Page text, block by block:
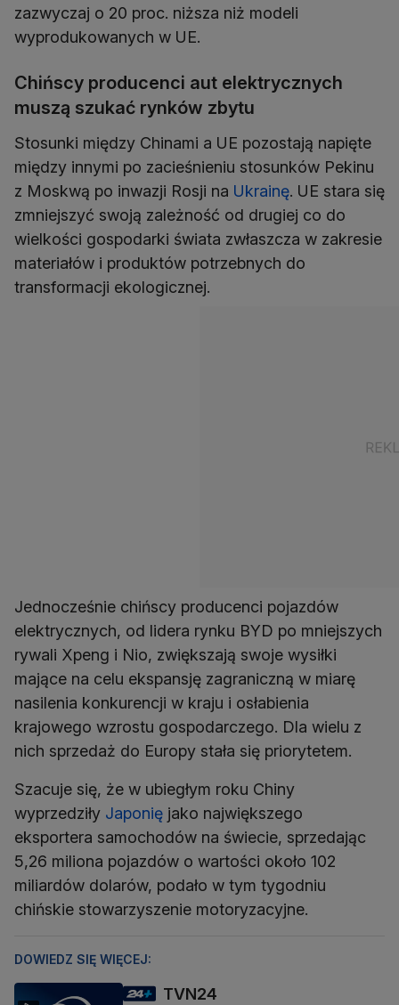
zazwyczaj o 20 proc. niższa niż modeli
wyprodukowanych w UE.
Chińscy producenci aut elektrycznych
muszą szukać rynków zbytu
Stosunki między Chinami a UE pozostają napięte
między innymi po zacieśnieniu stosunków Pekinu
z Moskwą po inwazji Rosji na Ukrainę. UE stara się
zmniejszyć swoją zależność od drugiej co do
wielkości gospodarki świata zwłaszcza w zakresie
materiałów i produktów potrzebnych do
transformacji ekologicznej.
Jednocześnie chińscy producenci pojazdów
elektrycznych, od lidera rynku BYD po mniejszych
rywali Xpeng i Nio, zwiększają swoje wysiłki
mające na celu ekspansję zagraniczną w miarę
nasilenia konkurencji w kraju i osłabienia
krajowego wzrostu gospodarczego. Dla wielu z
nich sprzedaż do Europy stała się priorytetem.
Szacuje się, że w ubiegłym roku Chiny
wyprzedziły Japonię jako największego
eksportera samochodów na świecie, sprzedając
5,26 miliona pojazdów o wartości około 102
miliardów dolarów, podało w tym tygodniu
chińskie stowarzyszenie motoryzacyjne.
DOWIEDZ SIĘ WIĘCEJ:
TVN24